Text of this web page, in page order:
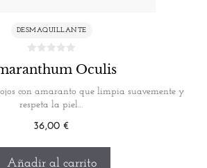
DESMAQUILLANTE
Oculis
con amaranto que limpia suavemente y
respeta la piel…
36,00 €
Añadir al carrito